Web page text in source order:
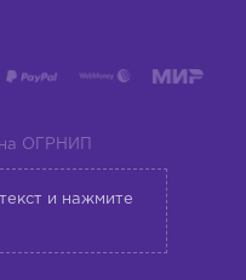
ОГРНИП
и нажмите